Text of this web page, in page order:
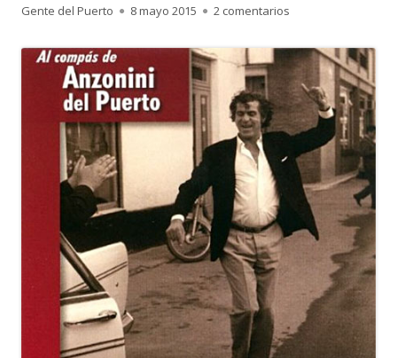
Autor
Gente del Puerto
Publicado
8 mayo 2015 2 comentarios